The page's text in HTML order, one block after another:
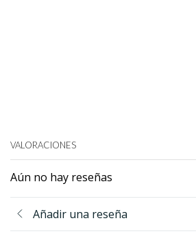
VALORACIONES
Aún no hay reseñas
Añadir una reseña